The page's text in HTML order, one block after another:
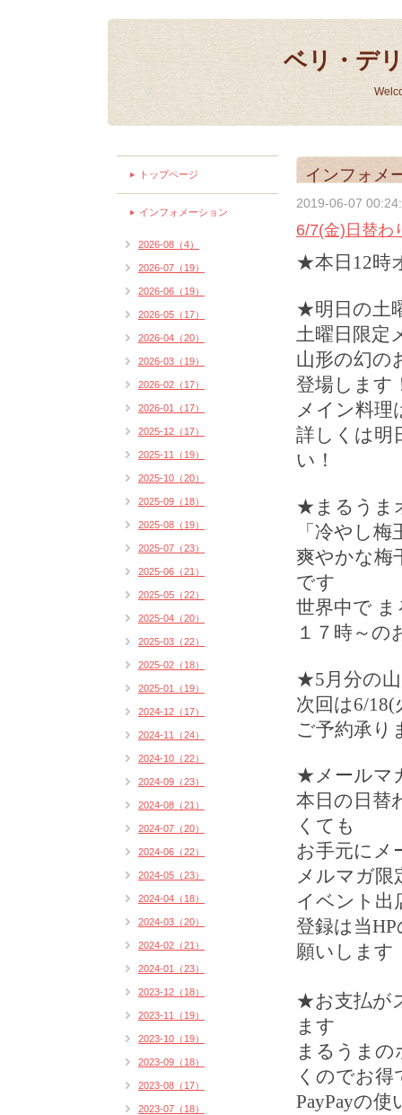
ベリ・デ
インフォメ
2019-06-07
6/7(金)日替わ
★本日12時
★明日の土
土曜日限定
山形の幻の
登場します
メイン料理
詳しくは明
い！
★まるうま
「冷やし
爽やかな梅
です
世界中で
１７時～の
★5月分の
次回は6/
ご予約承り
★ メールマ
本日の日替
くても
お手元にメ
メルマガ限
イベント出
登録は当HP
願いします
★お支払が
ます
まるうま
くのでお得
PayPayの使
トップページ
インフォメーション
2026-08（4）
2026-07（19）
2026-06（19）
2026-05（17）
2026-04（20）
2026-03（19）
2026-02（17）
2026-01（17）
2025-12（17）
2025-11（19）
2025-10（20）
2025-09（18）
2025-08（19）
2025-07（23）
2025-06（21）
2025-05（22）
2025-04（20）
2025-03（22）
2025-02（18）
2025-01（19）
2024-12（17）
2024-11（24）
2024-10（22）
2024-09（23）
2024-08（21）
2024-07（20）
2024-06（22）
2024-05（23）
2024-04（18）
2024-03（20）
2024-02（21）
2024-01（23）
2023-12（18）
2023-11（19）
2023-10（19）
2023-09（18）
2023-08（17）
2023-07（18）